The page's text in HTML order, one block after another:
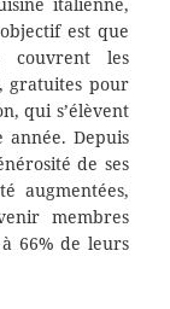
italienne,
est que
couvrent les
gratuites pour
qui s’élèvent
Depuis
de ses
augmentées,
membres
66% de leurs